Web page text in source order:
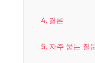
결론
자주 묻는 질